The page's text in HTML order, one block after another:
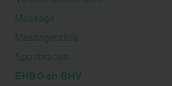
Massage
Massagetafels
Sportbraces
EHBO en BHV